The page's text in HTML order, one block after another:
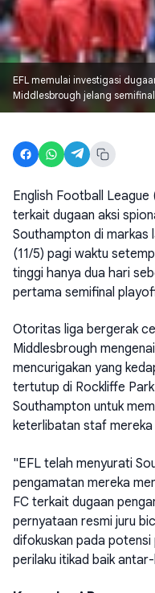
EFL memulai investigasi
Middlesbrough jelang
English Football League
terkait dugaan aksi
Southampton di markas
(11/5) pagi waktu
tinggi hanya dua hari
pertama semifinal
Otoritas liga bergerak
Middlesbrough
mencurigakan yang
tertutup di Rockliffe
Southampton untuk
keterlibatan staf
"EFL telah menyurati
pengamatan mereka
FC terkait dugaan
pernyataan resmi juru
difokuskan pada potensi
perilaku itikad baik